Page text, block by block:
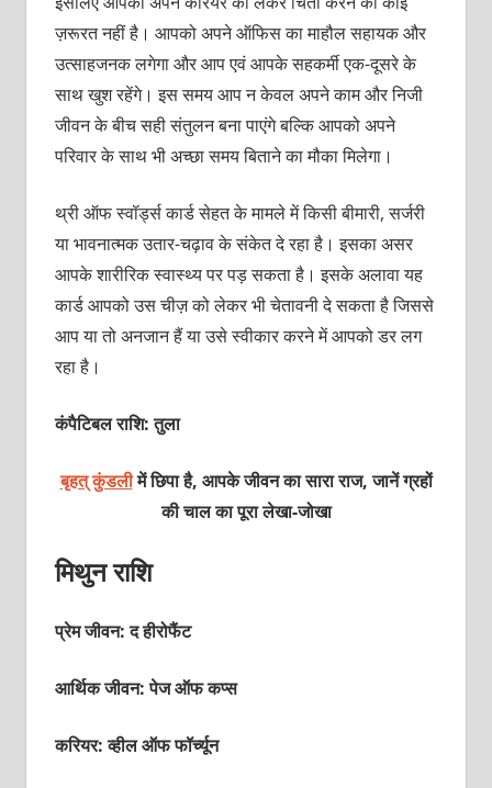
ज़रूरत नहीं है। आपको अपने ऑफिस का माहौल सहायक और
उत्‍साहजनक लगेगा और आप एवं आपके सहकर्मी एक-दूसरे के
साथ खुश रहेंगे। इस समय आप न केवल अपने काम और निजी
जीवन के बीच सही संतुलन बना पाएंगे बल्कि आपको अपने
परिवार के साथ भी अच्‍छा समय बिताने का मौका मिलेगा।
थ्री ऑफ स्‍वॉर्ड्स कार्ड सेहत के मामले में किसी बीमारी, सर्जरी
या भावनात्‍मक उतार-चढ़ाव के संकेत दे रहा है। इसका असर
आपके शारीरिक स्‍वास्‍थ्‍य पर पड़ सकता है। इसके अलावा यह
कार्ड आपको उस चीज़ को लेकर भी चेतावनी दे सकता है जिससे
आप या तो अनजान हैं या उसे स्‍वीकार करने में आपको डर लग
रहा है।
कंपैटिबल राशि: तुला
बृहत् कुंडलीमें छिपा है, आपके जीवन का सारा राज, जानें ग्रहों
की चाल का पूरालेखा-जोखा
मिथुन राशि
प्रेम जीवन: द हीरोफैंट
आर्थिक जीवन: पेज ऑफ कप्‍स
करियर: व्‍हील ऑफ फॉर्च्‍यून